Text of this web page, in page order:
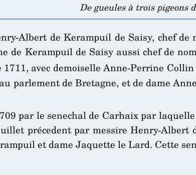
De gueules à trois pigeons
Albert de Kerampuil de Saisy, chef
de Kerampuil de Saisy aussi chef de
1711, avec demoiselle Anne-Perrine
parlement de Bretagne, et de dame
par le senechal de Carhaix par
précedent par messire Henry-
et dame Jaquette le Lard. Cette